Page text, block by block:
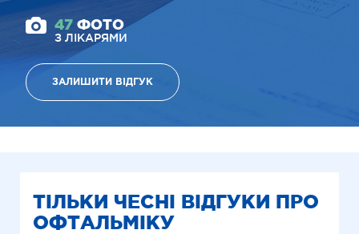
47 ФОТО
З ЛІКАРЯМИ
ЗАЛИШИТИ ВІДГУК
ТІЛЬКИ ЧЕСНІ ВІДГУКИ ПРО
ОФТАЛЬМІКУ